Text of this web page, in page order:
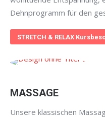
Dehnprogramm für den
STRETCH & RELAX
MASSAGE
Unsere klassischen